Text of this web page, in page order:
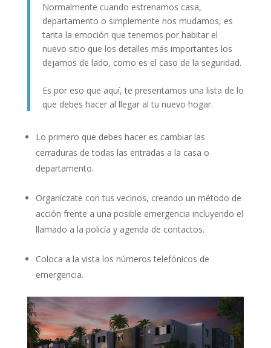
Normalmente cuando estrenamos casa,
departamento o simplemente nos mudamos, es
tanta la emoción que tenemos por habitar el
nuevo sitio que los detalles más importantes los
dejamos de lado, como es el caso de la seguridad.
Es por eso que aquí, te presentamos una lista de lo
que debes hacer al llegar al tu nuevo hogar.
Lo primero que debes hacer es cambiar las
cerraduras de todas las entradas a la casa o
departamento.
Organíczate con tus vecinos, creando un método de
acción frente a una posible emergencia incluyendo el
llamado a la policía y agenda de contactos.
Coloca a la vista los números telefónicos de
emergencia.